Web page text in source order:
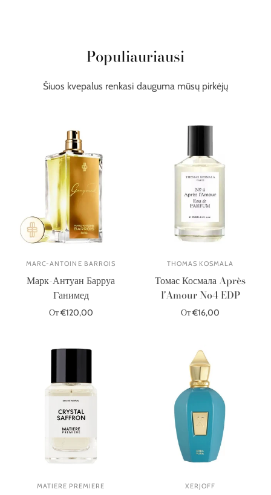
Populiauriausi
Šiuos kvepalus renkasi dauguma mūsų pirkėjų
MARC-ANTOINE BARROIS
Марк-Антуан Барруа
Ганимед
От €120,00
THOMAS KOSMALA
Томас Космала Après
l'Amour No4 EDP
От €16,00
MATIERE PREMIERE XERJOFF